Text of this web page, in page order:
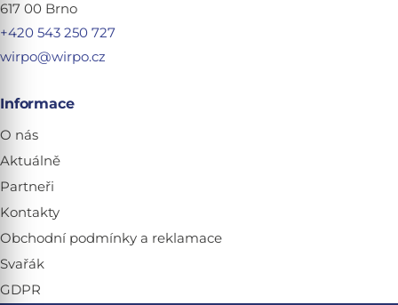
617 00 Brno
+420 543 250 727
wirpo@wirpo.cz
Informace
O nás
Aktuálně
Partneři
Kontakty
Obchodní podmínky a reklamace
Svařák
GDPR